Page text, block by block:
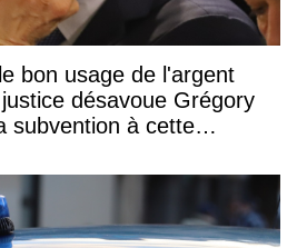
bon usage de l'argent
désavoue Grégory
subvention à cette